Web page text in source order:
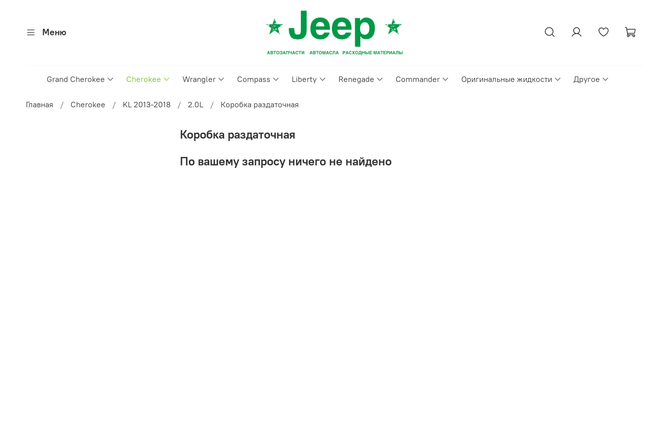
Меню
Grand Cherokee Cherokee Wrangler Compass Liberty Renegade Commander Оригинальные жидкости Другое
Главная Cherokee KL 2013-2018 2.0L Коробка раздаточная
Коробка раздаточная
По вашему запросу ничего не найдено